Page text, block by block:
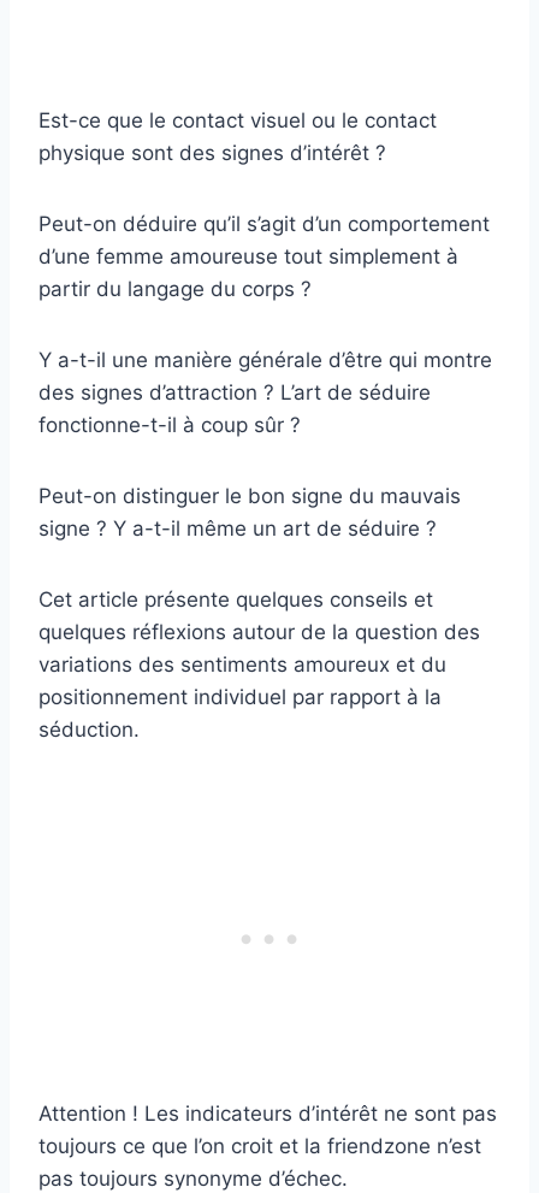
Est-ce que le contact visuel ou le contact
physique sont des signes d’intérêt ?
Peut-on déduire qu’il s’agit d’un comportement
d’une femme amoureuse tout simplement à
partir du langage du corps ?
Y a-t-il une manière générale d’être qui montre
des signes d’attraction ? L’art de séduire
fonctionne-t-il à coup sûr ?
Peut-on distinguer le bon signe du mauvais
signe ? Y a-t-il même un art de séduire ?
Cet article présente quelques conseils et
quelques réflexions autour de la question des
variations des sentiments amoureux et du
positionnement individuel par rapport à la
séduction.
Attention ! Les indicateurs d’intérêt ne sont pas
toujours ce que l’on croit et la friendzone n’est
pas toujours synonyme d’échec.